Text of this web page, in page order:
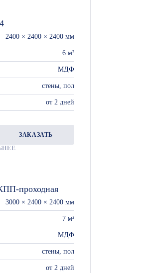
2400 × 2400 × 2400 мм
6 м²
МДФ
стены, пол
от 2 дней
ЗАКАЗАТЬ
проходная
3000 × 2400 × 2400 мм
7 м²
МДФ
стены, пол
от 2 дней